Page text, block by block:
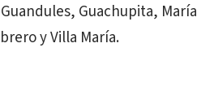
Guachupita, María
y Villa María.